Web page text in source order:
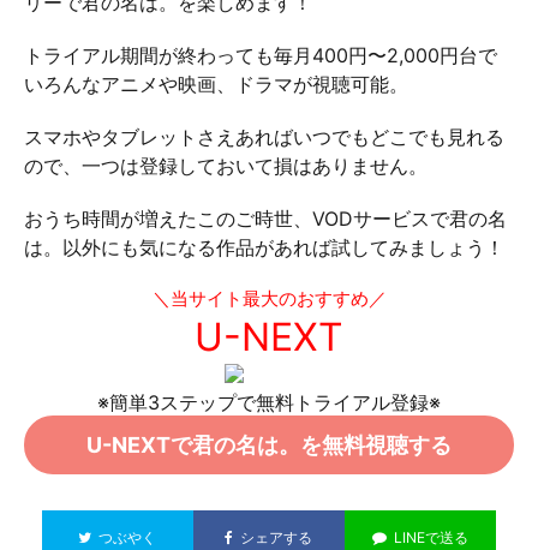
トライアル期間が終わっても毎月400円〜2,000円台で
いろんなアニメや映画、ドラマが視聴可能。
スマホやタブレットさえあればいつでもどこでも見れる
ので、一つは登録しておいて損はありません。
おうち時間が増えたこのご時世、VODサービスで君の名
は。以外にも気になる作品があれば試してみましょう！
＼当サイト最大のおすすめ／
U-NEXT
※簡単3ステップで無料トライアル登録※
U-NEXTで君の名は。を無料視聴する
つぶやく シェアする LINEで送る